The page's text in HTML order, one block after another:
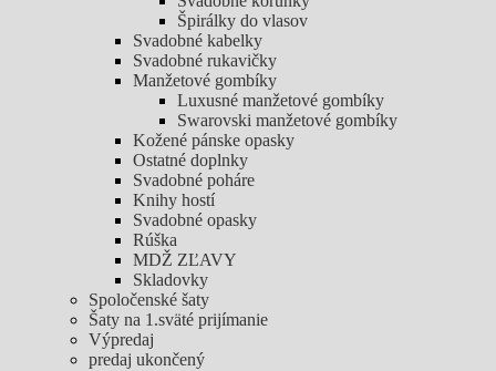
Špirálky do vlasov
Svadobné kabelky
Svadobné rukavičky
Manžetové gombíky
Luxusné manžetové gombíky
Swarovski manžetové gombíky
Kožené pánske opasky
Ostatné doplnky
Svadobné poháre
Knihy hostí
Svadobné opasky
Rúška
MDŽ ZĽAVY
Skladovky
Spoločenské šaty
Šaty na 1.sväté prijímanie
Výpredaj
predaj ukončený